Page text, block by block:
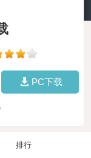
PC下载
排行